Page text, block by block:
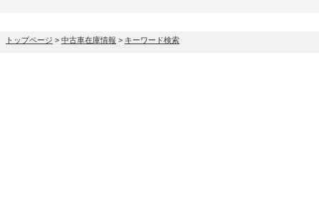
トップページ > 中古車在庫情報 > キーワード検索